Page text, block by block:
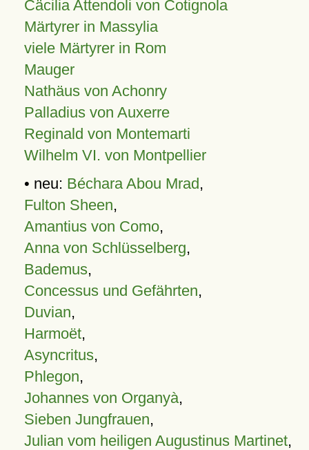
Cäcilia Attendoli von Cotignola
Märtyrer in Massylia
viele Märtyrer in Rom
Mauger
Nathäus von Achonry
Palladius von Auxerre
Reginald von Montemarti
Wilhelm VI. von Montpellier
• neu: Béchara Abou Mrad,
Fulton Sheen,
Amantius von Como,
Anna von Schlüsselberg,
Bademus,
Concessus und Gefährten,
Duvian,
Harmoët,
Asyncritus,
Phlegon,
Johannes von Organyà,
Sieben Jungfrauen,
Julian vom heiligen Augustinus Martinet,